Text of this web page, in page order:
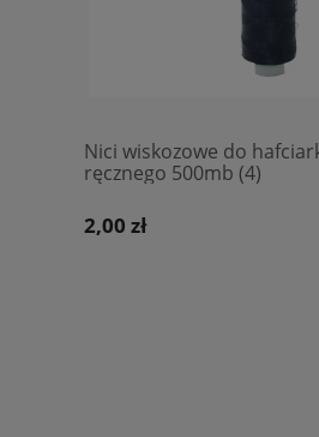
Nici wiskozowe do
ręcznego 500mb (4)
2,00 zł